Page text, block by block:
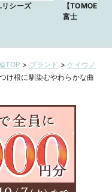
リシーズ
【TOMOE】
富士
TOP > ブランド > ケイウノ
け根に馴染むやわらかな曲